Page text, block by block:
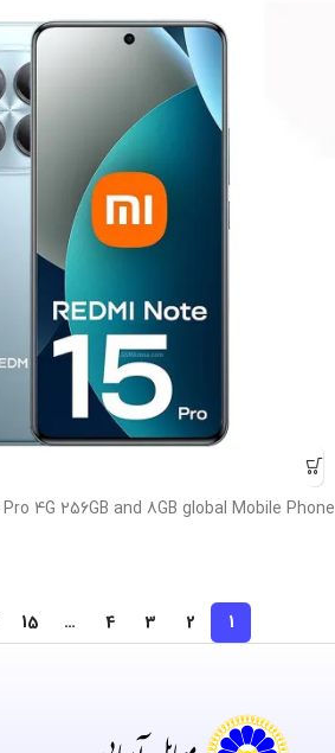
4G 256GB and 8GB global Mobile Phone
1
2
3
4
…
15